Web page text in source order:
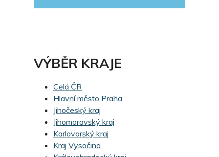
VÝBĚR KRAJE
Celá ČR
Hlavní město Praha
Jihočeský kraj
Jihomoravský kraj
Karlovarský kraj
Kraj Vysočina